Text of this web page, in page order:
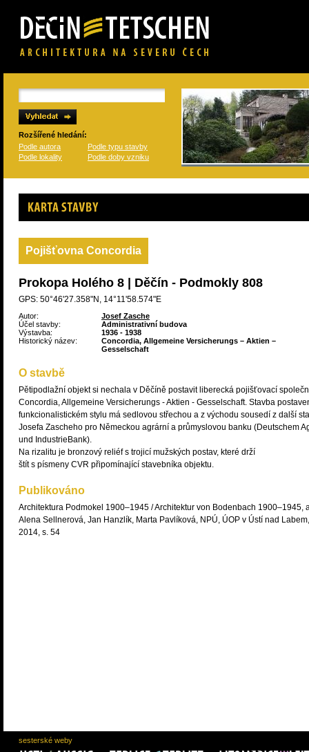
Rozšířené hledání:
Podle autora
Podle typu stavby
Podle lokality
Podle doby vzniku
Karta stavby
Pojišťovna Concordia
Prokopa Holého 8 | Děčín - Podmokly 808
GPS: 50°46'27.358"N, 14°11'58.574"E
Autor:
Josef Zasche
Účel stavby:
Administrativní budova
Výstavba:
1936 - 1938
Historický název:
Concordia, Allgemeine Versicherungs – Aktien –
Gesselschaft
O stavbě
Pětipodlažní objekt si nechala v Děčíně postavit liberecká pojišťovací
Concordia, Allgemeine Versicherungs - Aktien - Gesselschaft. Stavba
funkcionalistickém stylu má sedlovou střechou a z východu sousedí z další
Josefa Zascheho pro Německou agrární a průmyslovou banku (Deutschem
und IndustrieBank).
Na rizalitu je bronzový reliéf s trojicí mužských postav, které drží
štít s písmeny CVR připomínající stavebníka objektu.
Publikováno
Architektura Podmokel 1900–1945 / Architektur von Bodenbach 1900–1945,
Alena Sellnerová, Jan Hanzlík, Marta Pavlíková, NPÚ, ÚOP v Ústí nad Labem,
2014, s. 54
sesterské weby